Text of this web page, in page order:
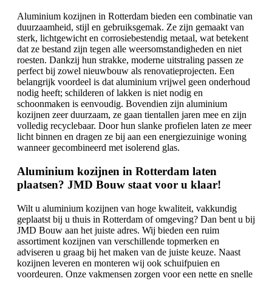
Aluminium kozijnen in Rotterdam bieden een combinatie van
duurzaamheid, stijl en gebruiksgemak. Ze zijn gemaakt van
sterk, lichtgewicht en corrosiebestendig metaal, wat betekent
dat ze bestand zijn tegen alle weersomstandigheden en niet
roesten. Dankzij hun strakke, moderne uitstraling passen ze
perfect bij zowel nieuwbouw als renovatieprojecten. Een
belangrijk voordeel is dat aluminium vrijwel geen onderhoud
nodig heeft; schilderen of lakken is niet nodig en
schoonmaken is eenvoudig. Bovendien zijn aluminium
kozijnen zeer duurzaam, ze gaan tientallen jaren mee en zijn
volledig recyclebaar. Door hun slanke profielen laten ze meer
licht binnen en dragen ze bij aan een energiezuinige woning
wanneer gecombineerd met isolerend glas.
Aluminium kozijnen in Rotterdam laten
plaatsen? JMD Bouw staat voor u klaar!
Wilt u aluminium kozijnen van hoge kwaliteit, vakkundig
geplaatst bij u thuis in Rotterdam of omgeving? Dan bent u bij
JMD Bouw aan het juiste adres. Wij bieden een ruim
assortiment kozijnen van verschillende topmerken en
adviseren u graag bij het maken van de juiste keuze. Naast
kozijnen leveren en monteren wij ook schuifpuien en
voordeuren. Onze vakmensen zorgen voor een nette en snelle